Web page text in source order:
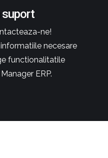
ne!
necesare
functionalitatile
ERP.